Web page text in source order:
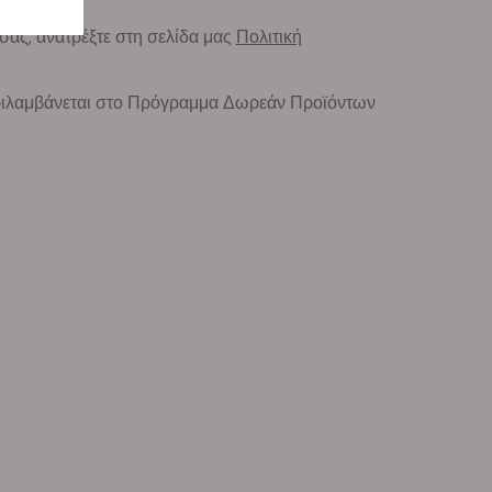
ανατρέξτε στη σελίδα μας Πολιτική
στο Πρόγραμμα Δωρεάν Προϊόντων